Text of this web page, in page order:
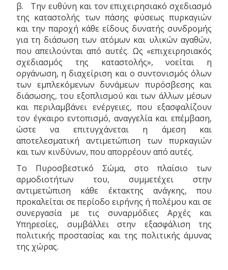
β. Την ευθύνη και τον επιχειρησιακό σχεδιασμό
της καταστολής των πάσης φύσεως πυρκαγιών
και την παροχή κάθε είδους δυνατής συνδρομής
για τη διάσωση των ατόμων και υλικών αγαθών,
που απειλούνται από αυτές. Ως «επιχειρησιακός
σχεδιασμός της καταστολής», νοείται η
οργάνωση, η διαχείριση και ο συντονισμός όλων
των εμπλεκόμενων δυνάμεων πυρόσβεσης και
διάσωσης, του εξοπλισμού και των άλλων μέσων
και περιλαμβάνει ενέργειες, που εξασφαλίζουν
τον έγκαιρο εντοπισμό, αναγγελία και επέμβαση,
ώστε να επιτυγχάνεται η άμεση και
αποτελεσματική αντιμετώπιση των πυρκαγιών
και των κινδύνων, που απορρέουν από αυτές.
Το Πυροσβεστικό Σώμα, στο πλαίσιο των
αρμοδιοτήτων του, συμμετέχει στην
αντιμετώπιση κάθε έκτακτης ανάγκης, που
προκαλείται σε περίοδο ειρήνης ή πολέμου και σε
συνεργασία με τις συναρμόδιες Αρχές και
Υπηρεσίες, συμβάλλει στην εξασφάλιση της
πολιτικής προστασίας και της πολιτικής άμυνας
της χώρας.